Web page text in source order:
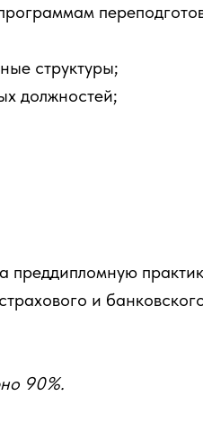
структуры;
должностей;
преддипломную
и
90%.